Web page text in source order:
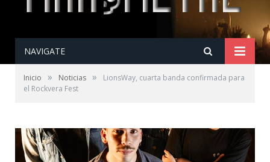
NAVIGATE
Inicio » Noticias »
LionsWay, cuarta banda confirmada para
el Rockvera Fest